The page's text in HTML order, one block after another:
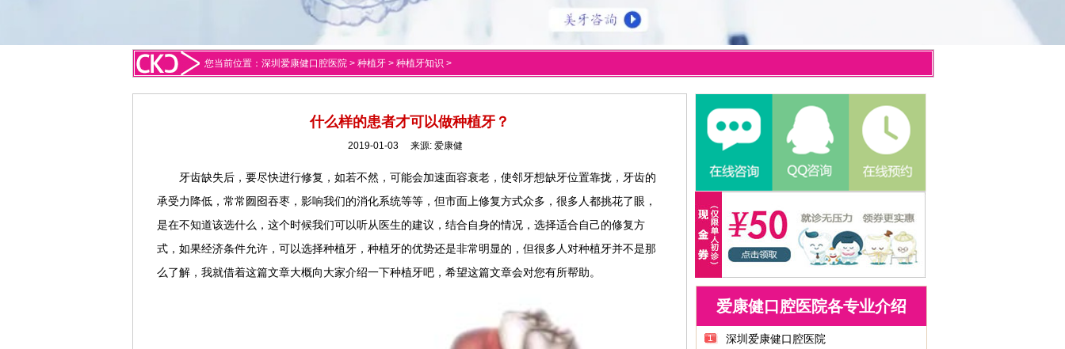
您当前位置： 深圳爱康健口腔医院 > 种植牙 > 种植牙知识 >
什么样的患者才可以做种植牙？
2019-01-03 来源: 爱康健
牙齿缺失后，要尽快进行修复，如若不然，可能会加速面容衰老，使邻牙想缺牙位置靠拢，牙齿的
承受力降低，常常囫囵吞枣，影响我们的消化系统等等，但市面上修复方式众多，很多人都挑花了眼，
是在不知道该选什么，这个时候我们可以听从医生的建议，结合自身的情况，选择适合自己的修复方
式，如果经济条件允许，可以选择种植牙，种植牙的优势还是非常明显的，但很多人对种植牙并不是那
么了解，我就借着这篇文章大概向大家介绍一下种植牙吧，希望这篇文章会对您有所帮助。
爱康健口腔医院各专业介绍
深圳爱康健口腔医院